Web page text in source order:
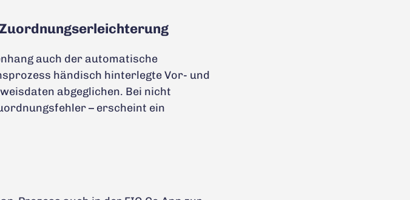
auch der automatische
händisch hinterlegte Vor- und
abgeglichen. Bei nicht
– erscheint ein